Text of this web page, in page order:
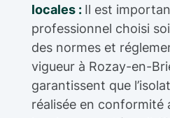
locales : Il est
professionnel choisi
des normes et
vigueur à Rozay-en-
garantissent que
réalisée en conformité